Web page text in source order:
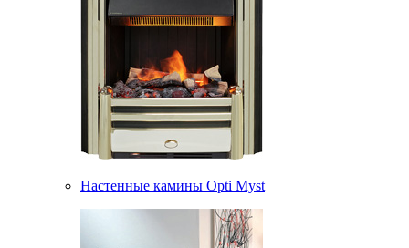
Настенные камины Opti Myst